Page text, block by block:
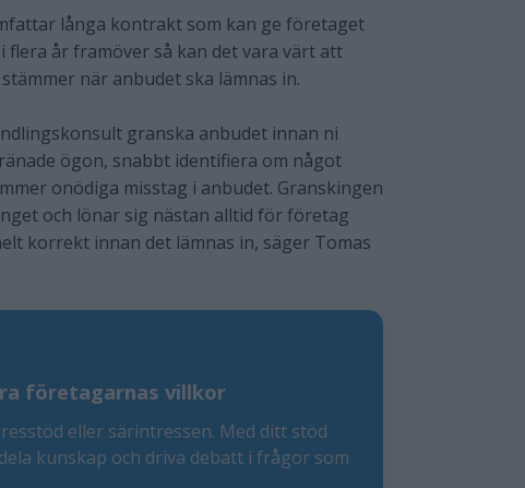
långa kontrakt som kan ge företaget
flera år framöver så kan det vara värt att
när anbudet ska lämnas in.
granska anbudet innan ni
ögon, snabbt identifiera om något
onödiga misstag i anbudet. Granskingen
och lönar sig nästan alltid för företag
korrekt innan det lämnas in, säger Tomas
företagarnas villkor
eller särintressen. Med ditt stöd
kunskap och driva debatt i frågor som